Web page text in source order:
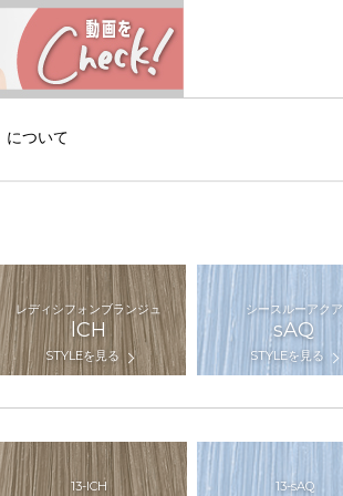
について
レディシフォンブランジュ
lCH
STYLEを見る
シースルーアクア
sAQ
STYLEを見る
13-lCH 13-sAQ